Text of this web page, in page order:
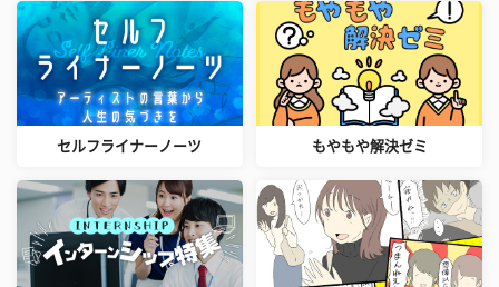
セルフライナーノーツ もやもや解決ゼミ